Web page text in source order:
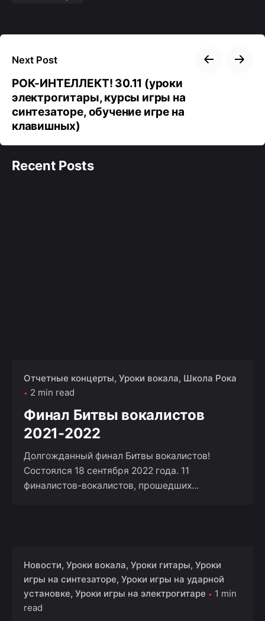
Next Post
РОК-ИНТЕЛЛЕКТ! 30.11 (уроки
электрогитары, курсы игры на
синтезаторе, обучение игре на
клавишных)
Recent Posts
Отчетные концерты Уроки вокала Школа Рока
2 min read
Финал Битвы вокалистов
2021-2022
Долгожданный финал Битвы вокалистов!
Состоялся 18 сентября 2022 года. 11
финалистов-вокалистов, прошедших...
Новости Уроки вокала Уроки гитары Уроки
игры на синтезаторе Уроки игры на ударной
установке Уроки игры на электрогитаре
1 min
read